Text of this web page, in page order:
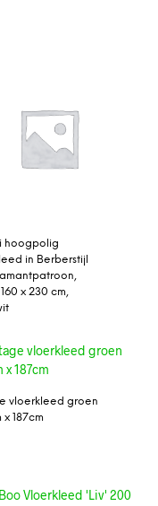
hoogpolig
in Berberstijl
x 230 cm,
vloerkleed groen
187cm